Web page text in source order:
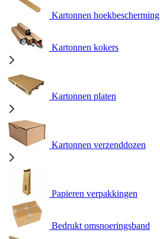
Kartonnen hoekbescherming
Kartonnen kokers
Kartonnen platen
Kartonnen verzenddozen
Papieren verpakkingen
Bedrukt omsnoeringsband